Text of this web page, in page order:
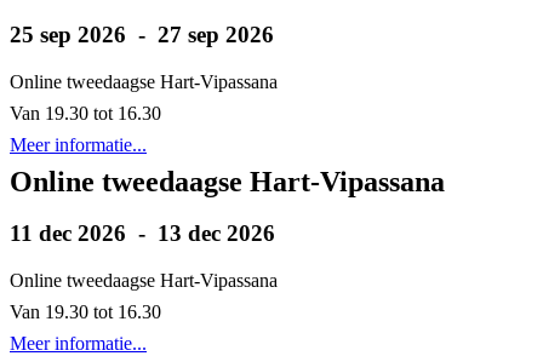
25 sep 2026 - 27 sep 2026
Online tweedaagse Hart-Vipassana
Van 19.30 tot 16.30
Meer informatie...
Online tweedaagse Hart-Vipassana
11 dec 2026 - 13 dec 2026
Online tweedaagse Hart-Vipassana
Van 19.30 tot 16.30
Meer informatie...